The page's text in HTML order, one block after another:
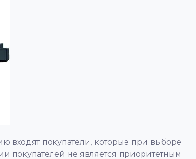
входят покупатели, которые при выборе
покупателей не является приоритетным